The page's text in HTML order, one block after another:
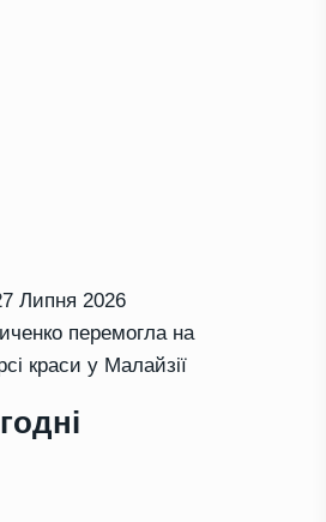
Липня 2026
перемогла на
краси у Малайзії